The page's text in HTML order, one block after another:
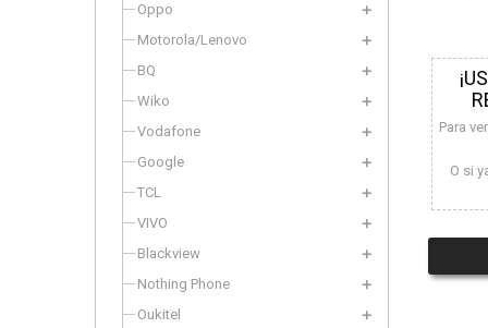
Oppo
Motorola/Lenovo
BQ
Wiko
Vodafone
Google
TCL
VIVO
Blackview
Nothing Phone
Oukitel
Para
O si